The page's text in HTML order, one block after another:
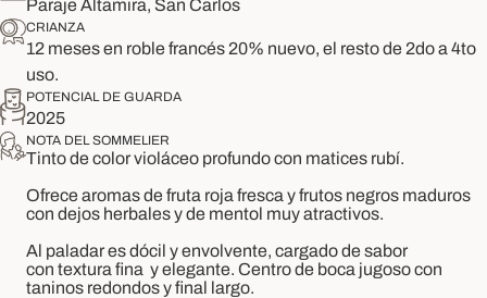
Paraje Altamira, San Carlos
CRIANZA
12 meses en roble francés 20% nuevo, el resto de 2do a 4to
uso.
POTENCIAL DE GUARDA
2025
NOTA DEL SOMMELIER
Tinto de colorvioláceo profundo con matices rubí.
Ofrece aromas de fruta roja fresca y frutos negros maduros
con dejos herbales y de mentol muy atractivos.
Al paladar esdócil yenvolvente, cargado de sabor
con textura fina yelegante. Centro de boca jugoso con
taninos redondos y final largo.